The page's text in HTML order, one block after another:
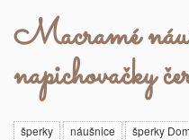
Macramé
napichovačky
šperky náušnice
šperky